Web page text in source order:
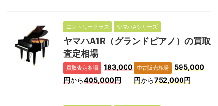
エントリークラス ヤマハAシリーズ
ヤマハA1R（グランドピアノ）の買取
査定相場
買取査定相場
183,000
円から405,000円
中古販売相場
595,000
円から752,000円